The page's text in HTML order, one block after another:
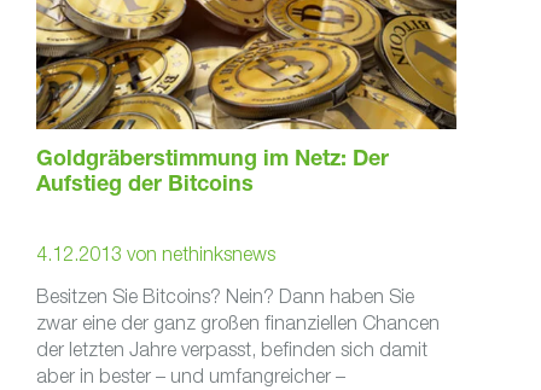
Goldgräberstimmung im Netz: Der
Aufstieg der Bitcoins
4.12.2013 von nethinksnews
Besitzen Sie Bitcoins? Nein? Dann haben Sie
zwar eine der ganz großen finanziellen Chancen
der letzten Jahre verpasst, befinden sich damit
aber in bester – und umfangreicher –